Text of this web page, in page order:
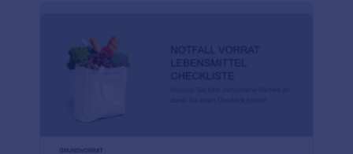
Wohnmobile hinzu! Mit der Jotform-App können Sie
Fotos aufnehmen, Formularvorlagen in PDFs
umwandeln und sogar Ihr eigenes Logo in die
Vorlage hochladen. Diese Vorlage für die Lkw-
Partner-Apps integrieren, so dass Sie die Antworten
darunter Google Drive, Dropbox, Box, Google